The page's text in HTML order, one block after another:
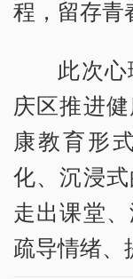
程，留存青
此次
庆区推进
康教育形
化、沉浸
走出课堂
疏导情绪、